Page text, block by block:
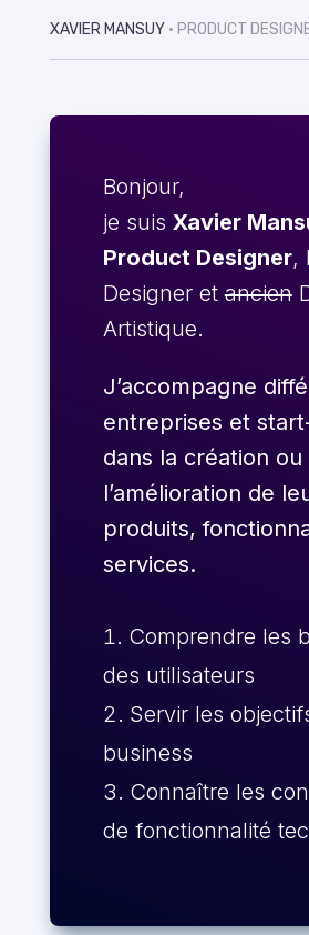
XAVIER MANSUY • PRODUCT
Bonjour,
je suis Xavier
Product Designer,
Designer etancien
Artistique.
J’accompagne
entreprises et
dans la création ou
l’amélioration de
produits,
services.
Comprendre les
des utilisateurs
Servir les
business
Connaître les
de fonctionnalité